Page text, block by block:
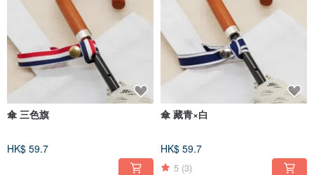
傘 三色旗
HK$ 59.7
傘 藏青×白
HK$ 59.7
5 (3)